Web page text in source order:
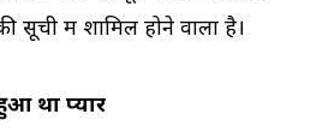
सूची में शामिल होने‌ वाला है।
था प्यार